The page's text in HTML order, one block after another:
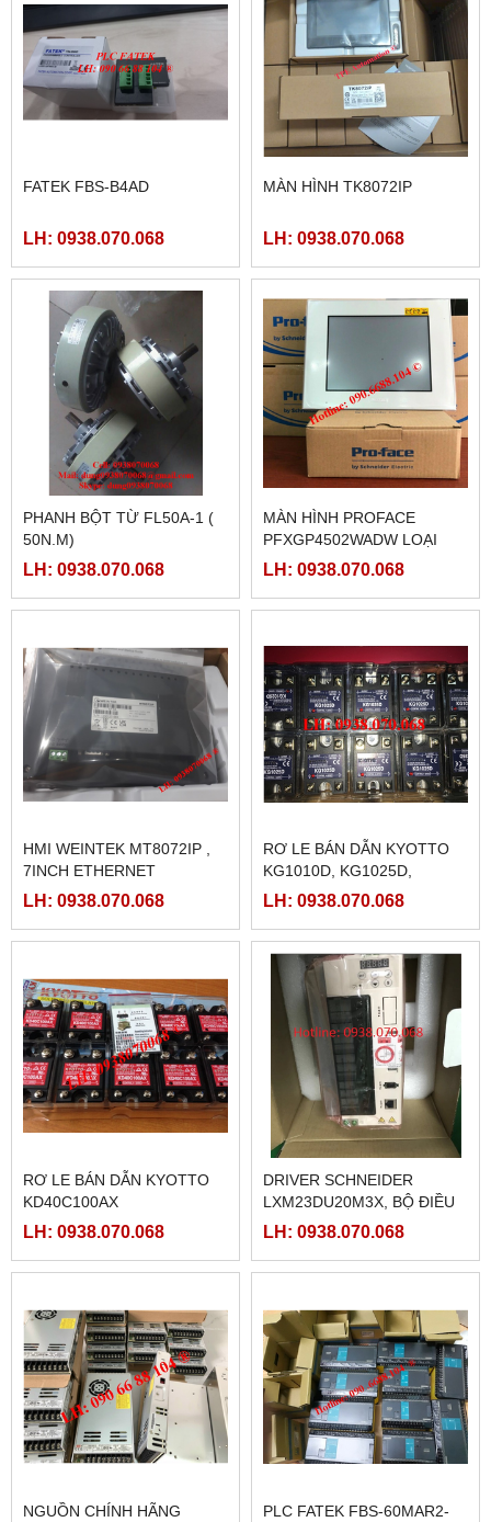
FATEK FBS-B4AD
LH: 0938.070.068
MÀN HÌNH TK8072IP
LH: 0938.070.068
PHANH BỘT TỪ FL50A-1 (
50N.M)
LH: 0938.070.068
MÀN HÌNH PROFACE
PFXGP4502WADW LOẠI
10INCH
LH: 0938.070.068
HMI WEINTEK MT8072IP ,
7INCH ETHERNET
LH: 0938.070.068
RƠ LE BÁN DẪN KYOTTO
KG1010D, KG1025D,
KG1040D VÀ KG1075D
LH: 0938.070.068
RƠ LE BÁN DẪN KYOTTO
KD40C100AX
LH: 0938.070.068
DRIVER SCHNEIDER
LXM23DU20M3X, BỘ ĐIỀU
KHIỂN SERVO
LH: 0938.070.068
NGUỒN CHÍNH HÃNG
PLC FATEK FBS-60MAR2-